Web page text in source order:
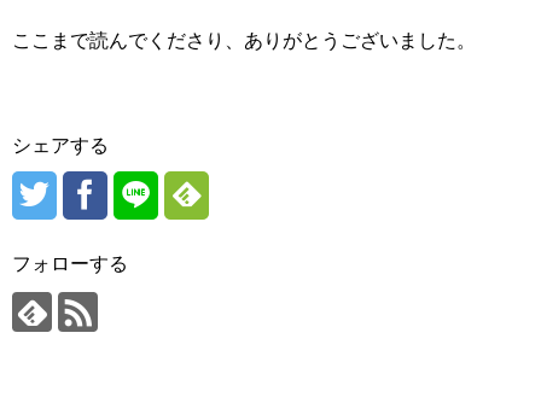
ここまで読んでくださり、ありがとうございました。
シェアする
フォローする